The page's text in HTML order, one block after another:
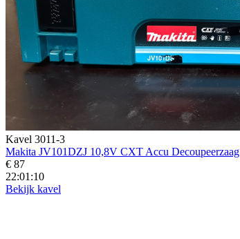
Kavel 3011-3
Makita JV101DZJ 10,8V CXT Accu
€ 87
22:01:09
Bekijk kavel